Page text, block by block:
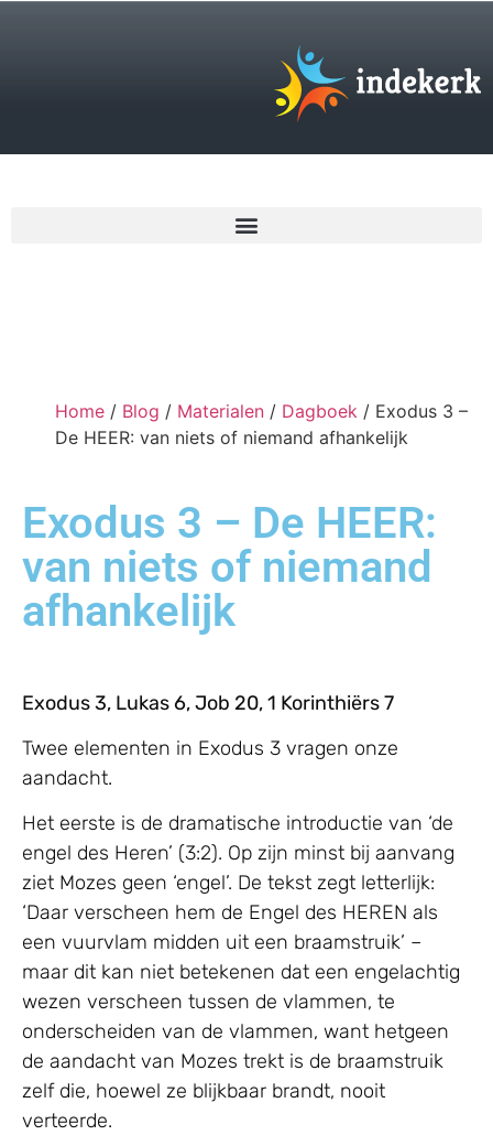
Home / Blog / Materialen / Dagboek / Exodus 3 –
De HEER: van niets of niemand afhankelijk
Exodus 3 – De HEER:
van niets of niemand
afhankelijk
Exodus 3, Lukas 6, Job 20, 1 Korinthiërs 7
Twee elementen in Exodus 3 vragen onze
aandacht.
Het eerste is de dramatische introductie van ‘de
engel des Heren’ (3:2). Op zijn minst bij aanvang
ziet Mozes geen ‘engel’. De tekst zegt letterlijk:
‘Daar verscheen hem de Engel des HEREN als
een vuurvlam midden uit een braamstruik’ –
maar dit kan niet betekenen dat een engelachtig
wezen verscheen tussen de vlammen, te
onderscheiden van de vlammen, want hetgeen
de aandacht van Mozes trekt is de braamstruik
zelf die, hoewel ze blijkbaar brandt, nooit
verteerde.